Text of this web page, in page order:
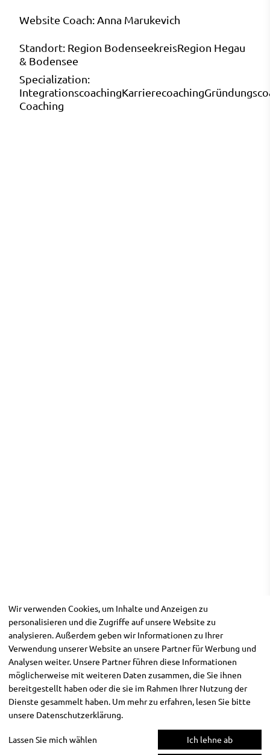
Website Coach: Anna Marukevich
Standort: Region BodenseekreisRegion Hegau
& Bodensee
Specialization:
IntegrationscoachingKarrierecoaching
Coaching
Wir verwenden Cookies, um Inhalte und Anzeigen zu
personalisieren und die Zugriffe auf unsere Website zu
analysieren. Außerdem geben wir Informationen zu Ihrer
Verwendung unserer Website an unsere Partner für Werbung und
Analysen weiter. Unsere Partner führen diese Informationen
möglicherweise mit weiteren Daten zusammen, die Sie ihnen
bereitgestellt haben oder die sie im Rahmen Ihrer Nutzung der
Dienste gesammelt haben. Um mehr zu erfahren, lesen Sie bitte
unsere Datenschutzerklärung.
Lassen Sie mich wählen Ich lehne ab